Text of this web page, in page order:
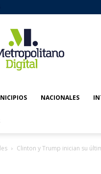
NACIONALES
Clinton y Trump inician su